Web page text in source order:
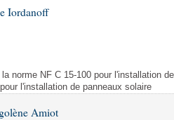
Iordanoff
norme NF C 15-100 pour l'installation
l'installation de panneaux solaire
Amiot